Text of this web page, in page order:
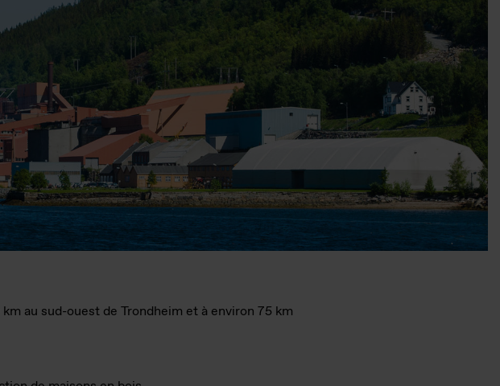
au sud-ouest de Trondheim et à environ 75 km